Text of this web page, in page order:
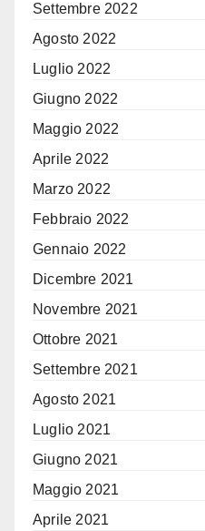
Settembre 2022
Agosto 2022
Luglio 2022
Giugno 2022
Maggio 2022
Aprile 2022
Marzo 2022
Febbraio 2022
Gennaio 2022
Dicembre 2021
Novembre 2021
Ottobre 2021
Settembre 2021
Agosto 2021
Luglio 2021
Giugno 2021
Maggio 2021
Aprile 2021